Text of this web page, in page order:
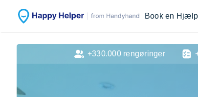
Book en
+330.000 rengøringer